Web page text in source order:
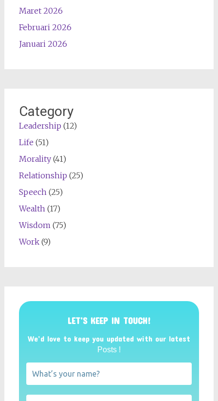
Maret 2026
Februari 2026
Januari 2026
Category
Leadership (12)
Life (51)
Morality(41)
Relationship (25)
Speech(25)
Wealth(17)
Wisdom(75)
Work(9)
LET’S KEEP IN TOUCH!
We’d love to keep you updated with our latest
Posts !